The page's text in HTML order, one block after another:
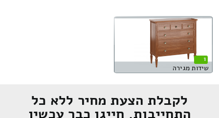
1
שידות מגירה
לקבלת הצעת מחיר ללא כל
התחייבות, חייגו כבר עכשיו